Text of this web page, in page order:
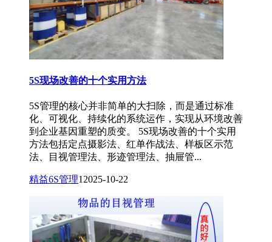
5S现场改善的十个实用方法
5S管理的核心并非简单的大扫除，而是通过标准
化、可视化、持续化的系统运作，实现从环境改善
到企业基因重塑的质变。 5S现场改善的十个实用
方法包括定点摄影法、红单作战法、样板区示范
法、目视管理法、形迹管理法、抽屉管...
精益6S管理12025-10-22